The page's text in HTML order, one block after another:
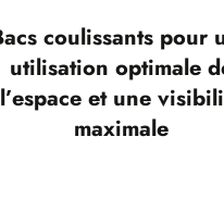
coulissants pour
utilisation optimale
l’espace et une
maximale